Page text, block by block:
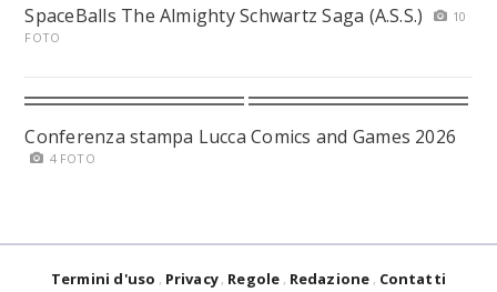
SpaceBalls The Almighty Schwartz Saga (A.S.S.)
10
FOTO
Conferenza stampa Lucca Comics and Games 2026
4 FOTO
Termini d'uso Privacy Regole Redazione Contatti